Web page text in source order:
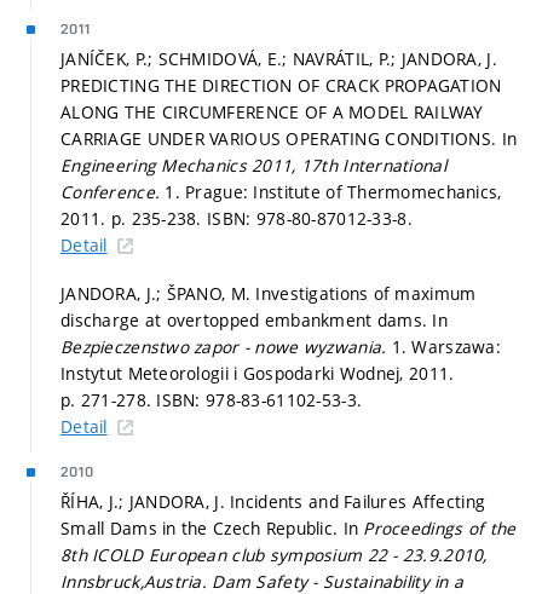
2011
JANÍČEK, P.; SCHMIDOVÁ, E.; NAVRÁTIL, P.; JANDORA, J.
PREDICTING THE DIRECTION OF CRACK PROPAGATION
ALONG THE CIRCUMFERENCE OF A MODEL RAILWAY
CARRIAGE UNDER VARIOUS OPERATING CONDITIONS. In
Engineering Mechanics 2011, 17th International
Conference. 1. Prague: Institute of Thermomechanics,
2011. p. 235-238. ISBN: 978-80-87012-33-8.
Detail
JANDORA, J.; ŠPANO, M. Investigations of maximum
discharge at overtopped embankment dams. In
Bezpieczenstwo zapor - nowe wyzwania. 1. Warszawa:
Instytut Meteorologii i Gospodarki Wodnej, 2011.
p. 271-278. ISBN: 978-83-61102-53-3.
Detail
2010
ŘÍHA, J.; JANDORA, J. Incidents and Failures Affecting
Small Dams in the Czech Republic. In Proceedings of the
8th ICOLD European club symposium 22 - 23.9.2010,
Innsbruck,Austria. Dam Safety - Sustainability in a